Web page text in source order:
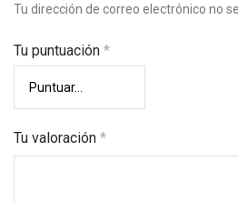
Tu dirección de correo electrónico no
Tu puntuación *
Tu valoración *